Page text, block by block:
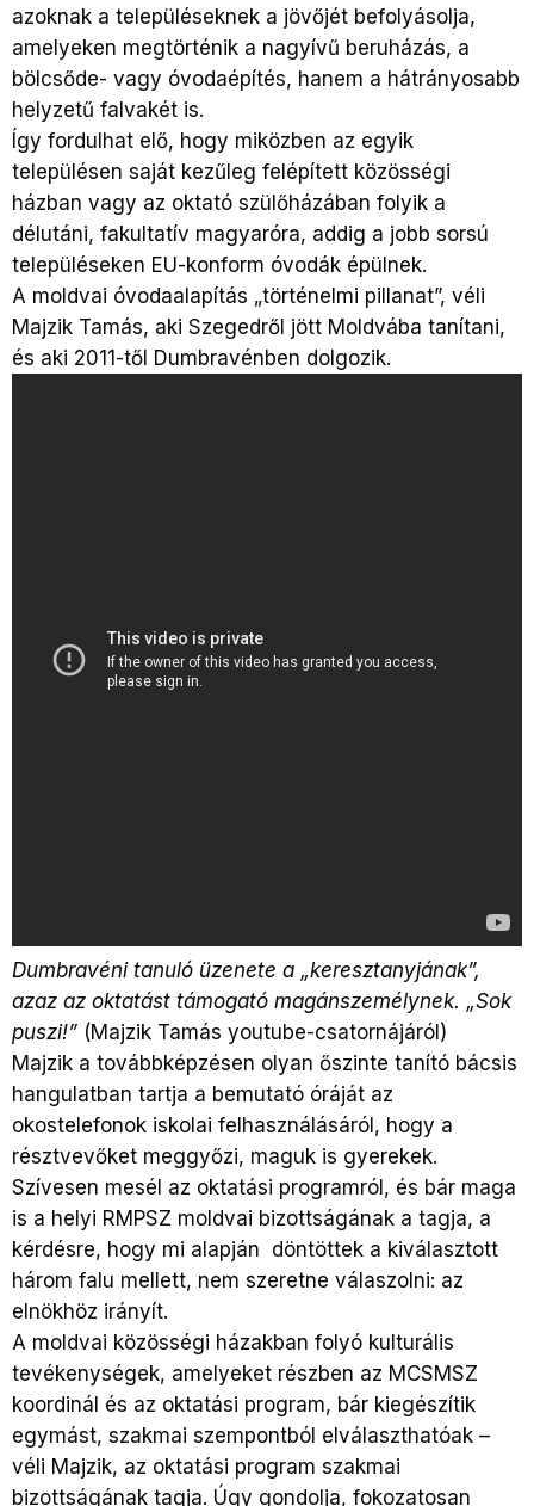
azoknak a településeknek a jövőjét befolyásolja,
amelyeken megtörténik a nagyívű beruházás, a
bölcsőde- vagy óvodaépítés, hanem a hátrányosabb
helyzetű falvakét is.
Így fordulhat elő, hogy miközben az egyik
településen saját kezűleg felépített közösségi
házban vagy az oktató szülőházában folyik a
délutáni, fakultatív magyaróra, addig a jobb sorsú
településeken EU-konform óvodák épülnek.
A moldvai óvodaalapítás „történelmi pillanat”, véli
Majzik Tamás, aki Szegedről jött Moldvába tanítani,
és aki 2011-től Dumbravénben dolgozik.
Dumbravéni tanuló üzenete a „keresztanyjának”,
azaz az oktatást támogató magánszemélynek. „Sok
puszi!” (Majzik Tamás youtube-csatornájáról)
Majzik a továbbképzésen olyan őszinte tanító bácsis
hangulatban tartja a bemutató óráját az
okostelefonok iskolai felhasználásáról, hogy a
résztvevőket meggyőzi, maguk is gyerekek.
Szívesen mesél az oktatási programról, és bár maga
is a helyi RMPSZ moldvai bizottságának a tagja, a
kérdésre, hogy mi alapján döntöttek a kiválasztott
három falu mellett, nem szeretne válaszolni: az
elnökhöz irányít.
A moldvai közösségi házakban folyó kulturális
tevékenységek, amelyeket részben az MCSMSZ
koordinál és az oktatási program, bár kiegészítik
egymást, szakmai szempontból elválaszthatóak –
véli Majzik, az oktatási program szakmai
bizottságának tagja. Úgy gondolja, fokozatosan